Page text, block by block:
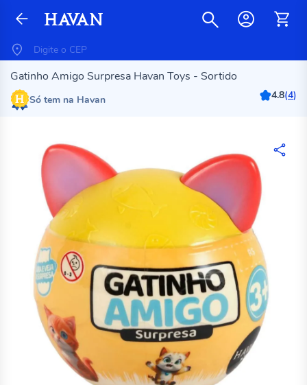
Gatinho Amigo Surpresa Havan Toys - Sortido
Só tem na Havan 4.8(4)